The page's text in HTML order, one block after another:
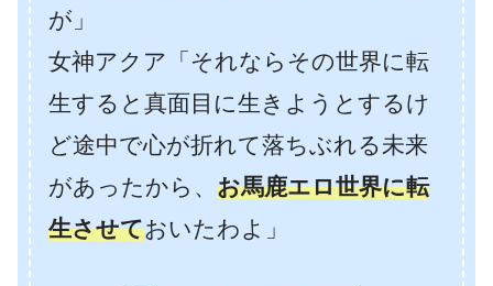
が」
女神アクア「それならその世界に転
生すると真面目に生きようとするけ
ど途中で心が折れて落ちぶれる未来
があったから、 お馬鹿エロ世界に転
生させておいたわよ」